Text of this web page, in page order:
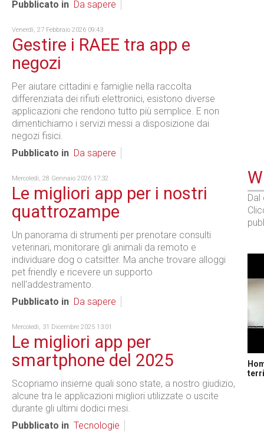
Pubblicato in Da sapere
Venerdì, 27 Febbraio 2026 09:43
Gestire i RAEE tra app e
negozi
Per aiutare cittadini e famiglie nella raccolta
differenziata dei rifiuti elettronici, esistono diverse
applicazioni che rendono tutto più semplice. E non
dimentichiamo i servizi messi a disposizione dai
negozi fisici.
Pubblicato in Da sapere
Mercoledì, 28 Gennaio 2026 17:32
Le migliori app per i nostri
quattrozampe
Un panorama di strumenti per prenotare consulti
veterinari, monitorare gli animali da remoto e
individuare dog o catsitter. Ma anche trovare alloggi
pet friendly e ricevere un supporto
nell'addestramento.
Pubblicato in Da sapere
Mercoledì, 31 Dicembre 2025 13:01
Le migliori app per
smartphone del 2025
Scopriamo insieme quali sono state, a nostro giudizio,
alcune tra le applicazioni migliori utilizzate o uscite
durante gli ultimi dodici mesi.
Pubblicato in Tecnologie